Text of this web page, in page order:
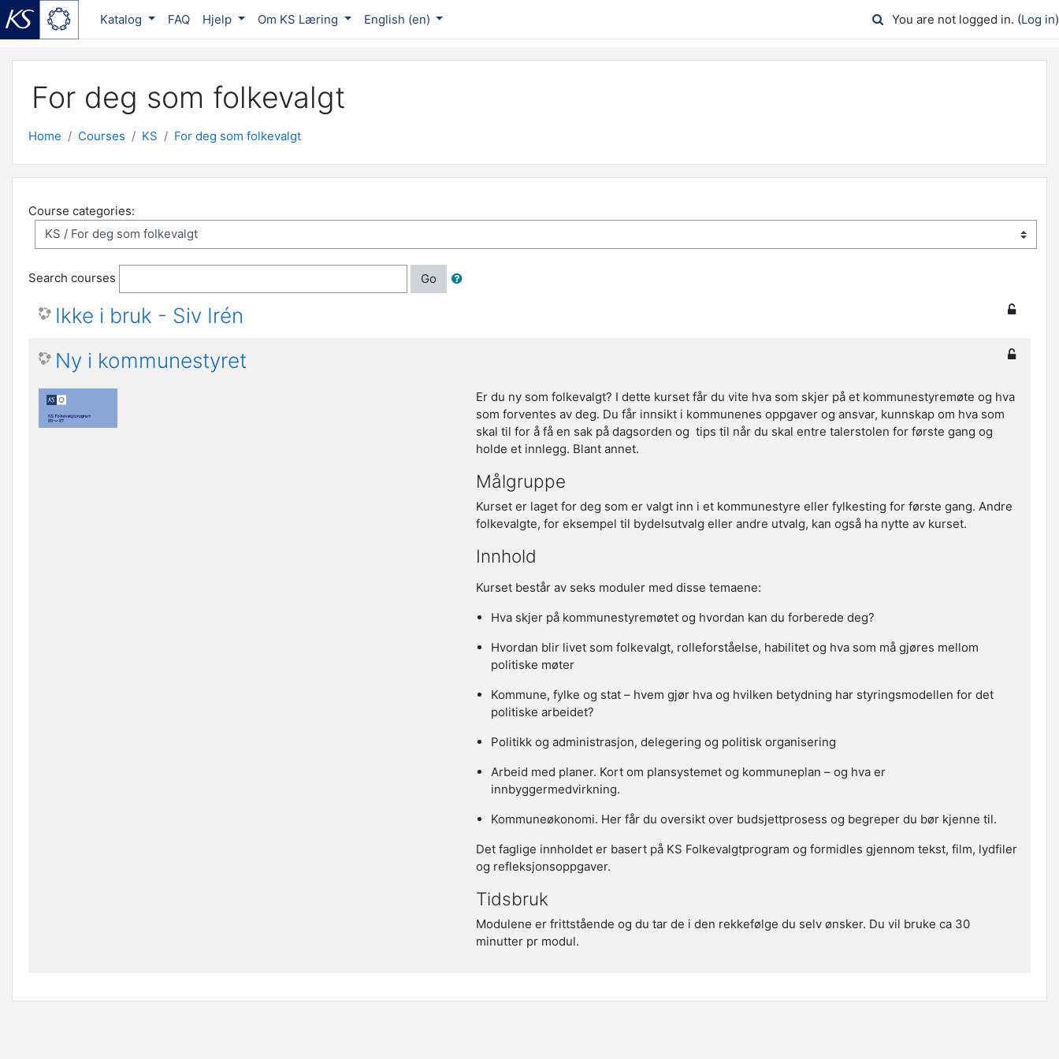
Katalog FAQ Hjelp Om KS Læring English ‎(en)‎ You are not logged in. (Log in)
For deg som folkevalgt
Home Courses KS For deg som folkevalgt
Course categories:
Search courses Go
Ikke i bruk - Siv Irén
Ny i kommunestyret
Er du ny som folkevalgt? I dette kurset får du vite hva som skjer på et kommunestyremøte og hva
som forventes av deg. Du får innsikt i kommunenes oppgaver og ansvar, kunnskap om hva som
skal til for å få en sak på dagsorden og tips til når du skal entre talerstolen for første gang og
holde et innlegg. Blant annet.
Målgruppe
Kurset er laget for deg som er valgt inn i et kommunestyre eller fylkesting for første gang. Andre
folkevalgte, for eksempel til bydelsutvalg eller andre utvalg, kan også ha nytte av kurset.
Innhold
Kurset består av seks moduler med disse temaene:
Hva skjer på kommunestyremøtet og hvordan kan du forberede deg?
Hvordan blir livet som folkevalgt, rolleforståelse, habilitet og hva som må gjøres mellom
politiske møter
Kommune, fylke og stat – hvem gjør hva og hvilken betydning har styringsmodellen for det
politiske arbeidet?
Politikk og administrasjon, delegering og politisk organisering
Arbeid med planer. Kort om plansystemet og kommuneplan – og hva er
innbyggermedvirkning.
Kommuneøkonomi. Her får du oversikt over budsjettprosess og begreper du bør kjenne til.
Det faglige innholdet er basert på KS Folkevalgtprogram og formidles gjennom tekst, film, lydfiler
og refleksjonsoppgaver.
Tidsbruk
Modulene er frittstående og du tar de i den rekkefølge du selv ønsker. Du vil bruke ca 30
minutter pr modul.